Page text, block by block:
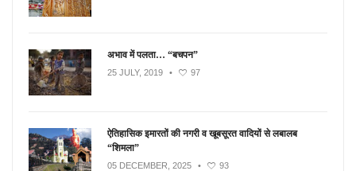
अभाव में पलता… “बचपन”
25 JULY, 2019 • 97
ऐतिहासिक इमारतों की नगरी व खूबसूरत वादियों से लबालब
“शिमला”
05 DECEMBER, 2025 • 93